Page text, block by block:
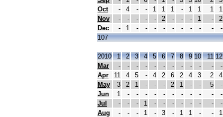
Oct
- 4 - - 1 1 1 - 1 1 1
1
Nov
- - - - - 2 - - - 1 -
2
Dec
- 1 - - - - - - - - -
-
107
2010 1 2 3 4 5 6 7 8 9 10 11 12
Mar
- - - - - - - - - - -
-
Apr
11 4 5 - 4 2 6 2 4 3 2
4
May
3 2 1 - - - 2 1 - - 5
-
Jun
1 - - - - - - - - - -
-
Jul
- - - 1 - - - - - - -
-
Aug
- - - 1 - 3 - 1 1 - -
1